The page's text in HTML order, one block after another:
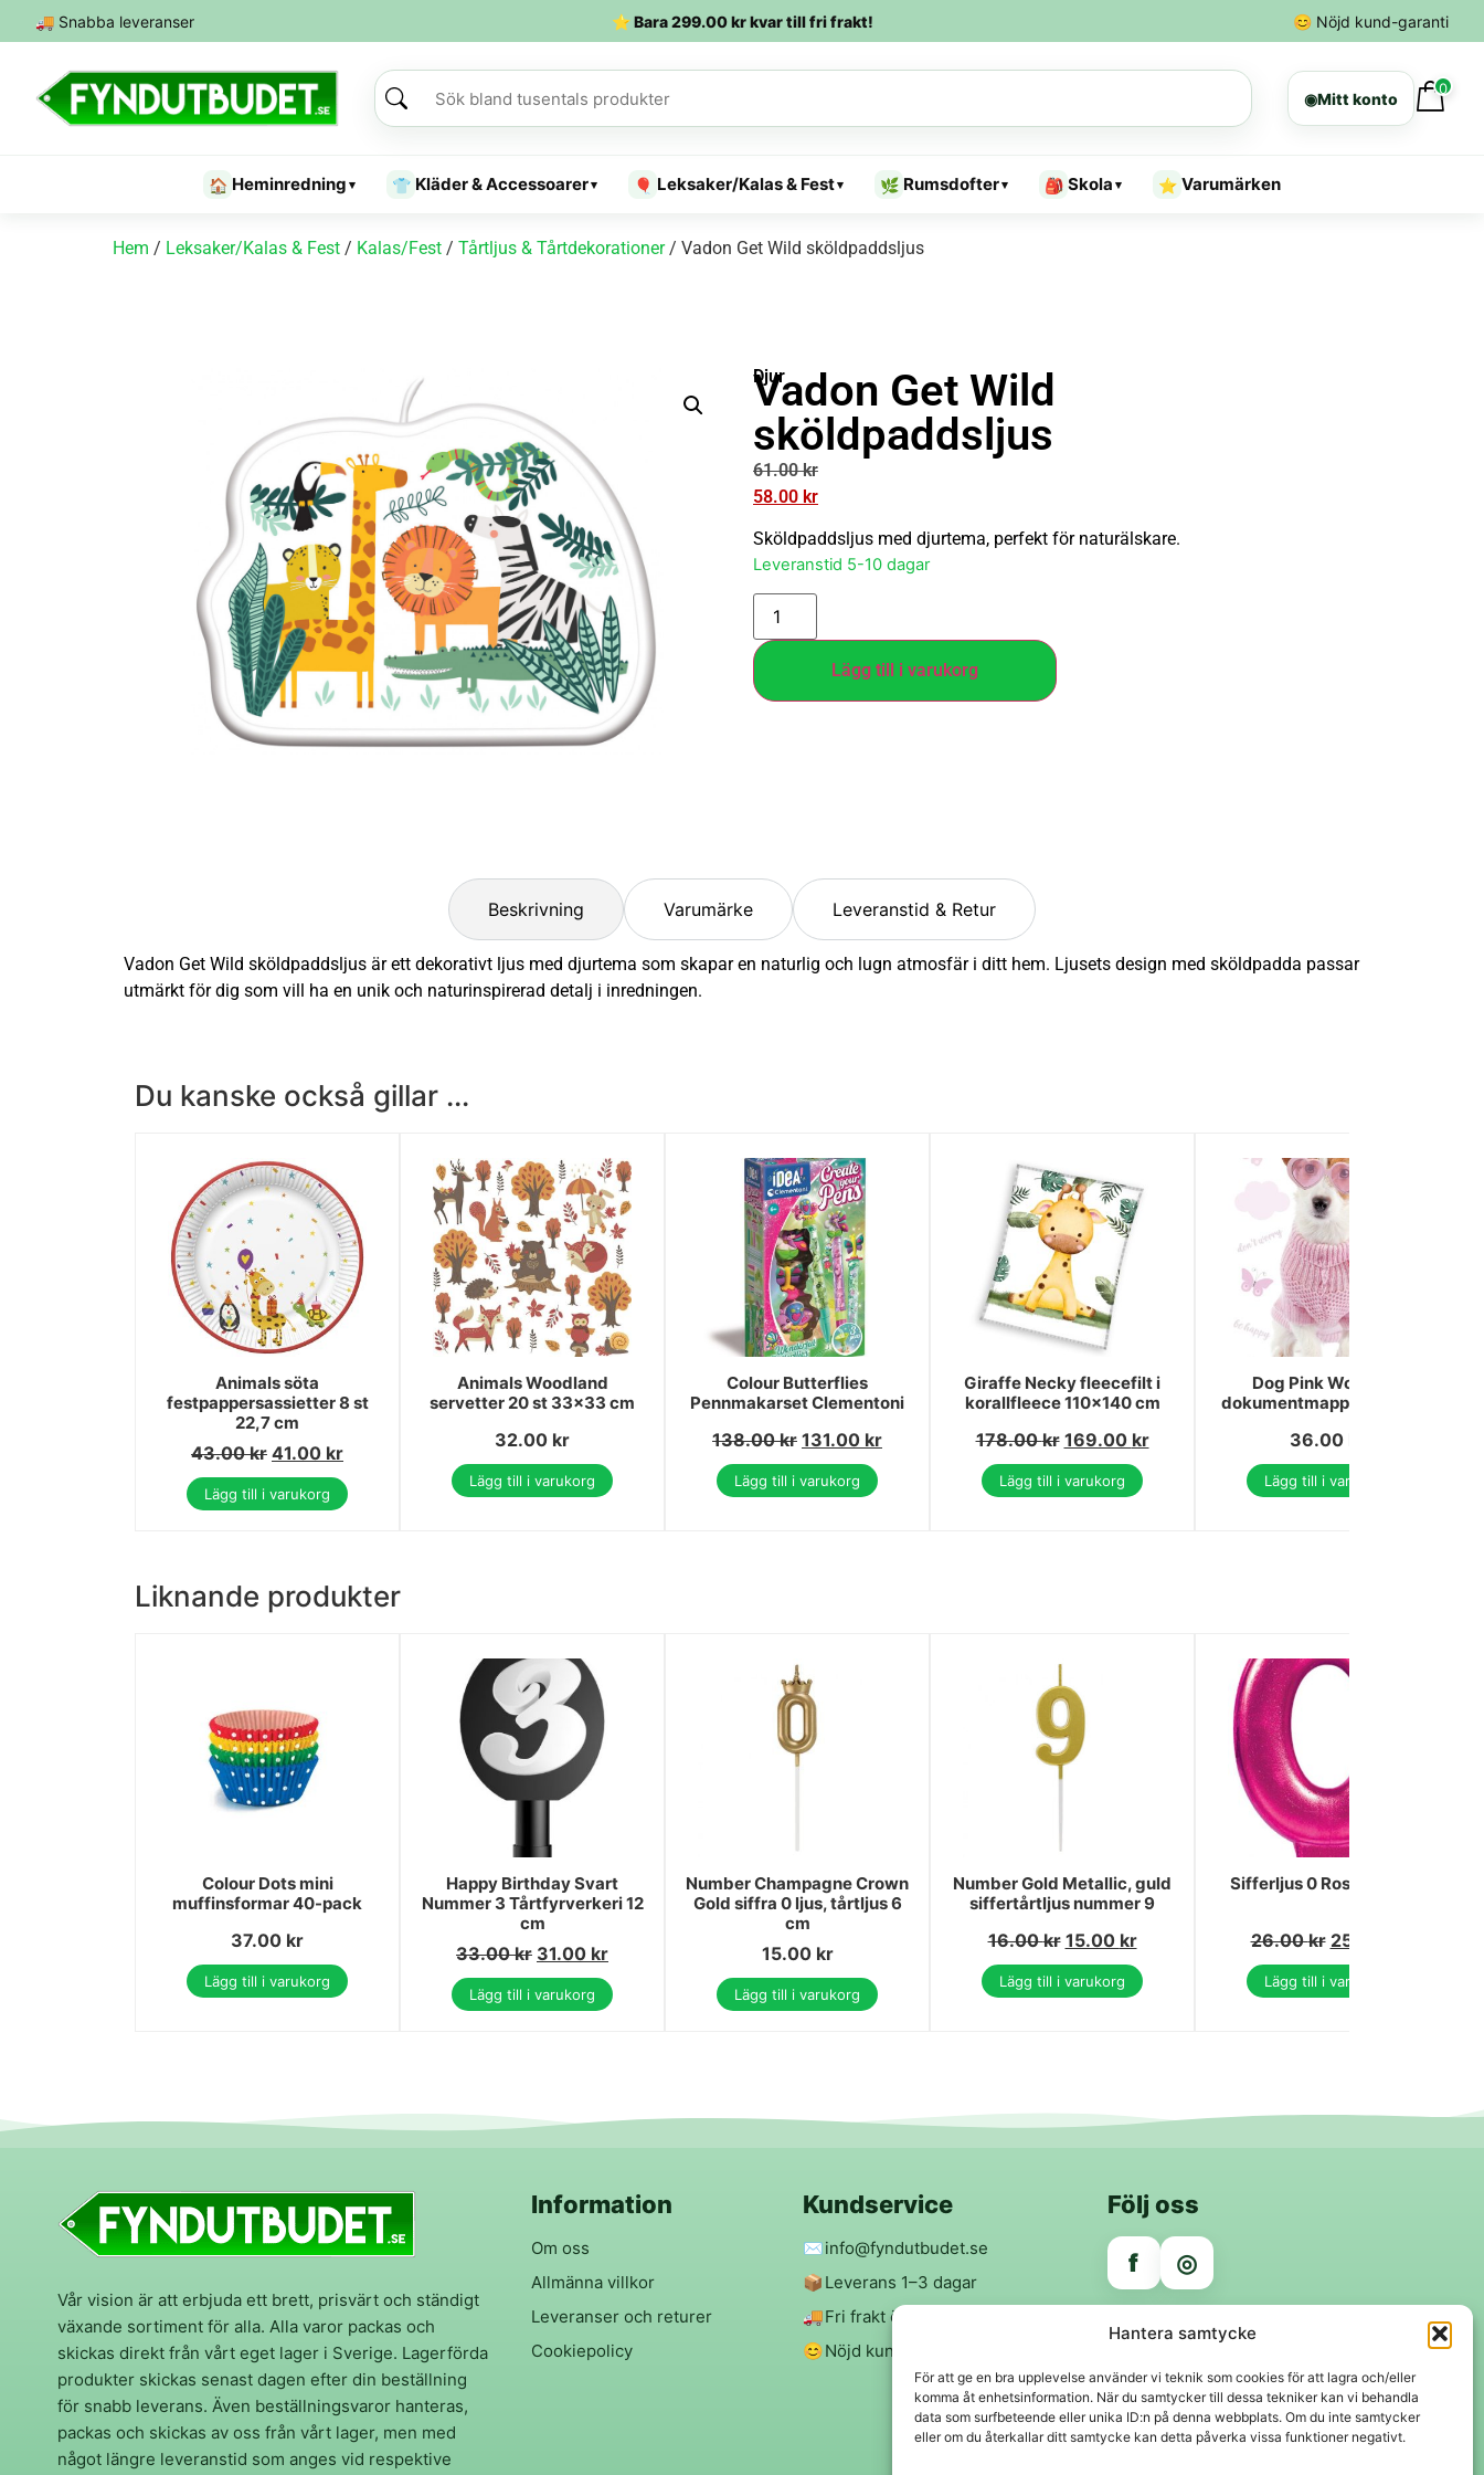
Hantera samtycke
För att ge en bra upplevelse använder vi teknik som cookies för att lagra och/eller
komma åt enhetsinformation. När du samtycker till dessa tekniker kan vi behandla
data som surfbeteende eller unika ID:n på denna webbplats. Om du inte samtycker
eller om du återkallar ditt samtycke kan detta påverka vissa funktioner negativt.
🚚 Snabba leveranser ⭐ Bara299.00krkvar till fri frakt! 😊 Nöjd kund-garanti
◉Mitt konto
0
🏠 Heminredning ▾ 👕 Kläder & Accessoarer▾ 🎈 Leksaker/Kalas & Fest▾ 🌿 Rumsdofter▾ 🎒 Skola ▾ ⭐ Varumärken
Hem / Leksaker/Kalas & Fest / Kalas/Fest / Tårtljus & Tårtdekorationer/ Vadon Get Wild sköldpaddsljus
Djur
Vadon Get Wild
sköldpaddsljus
61.00kr
58.00 kr
Sköldpaddsljus med djurtema, perfekt för naturälskare.
Leveranstid 5-10 dagar
Lägg till i varukorg
Beskrivning Varumärke Leveranstid & Retur
Vadon Get Wild sköldpaddsljus är ett dekorativt ljus med djurtema som skapar en naturlig och lugn atmosfär i ditt hem. Ljusets design med sköldpadda passar
utmärkt för dig som vill ha en unik och naturinspirerad detalj i inredningen.
Du kanske också gillar ...
Animals söta
festpappersassietter 8 st
22,7 cm
43.00kr 41.00 kr
Lägg till i varukorg
Animals Woodland
servetter 20 st 33x33 cm
32.00 kr
Lägg till i varukorg
Colour Butterflies
Pennmakarset Clementoni
138.00kr 131.00 kr
Lägg till i varukorg
Giraffe Necky fleecefilt i
korallfleece 110x140 cm
178.00kr 169.00 kr
Lägg till i varukorg
Dog Pink World A4
dokumentmapp med resår
36.00
Lägg till i varukorg
Liknande produkter
Colour Dots mini
muffinsformar 40-pack
37.00 kr
Lägg till i varukorg
Happy Birthday Svart
Nummer 3 Tårtfyrverkeri 12
cm
33.00kr 31.00 kr
Lägg till i varukorg
Number Champagne Crown
Gold siffra 0 ljus, tårtljus 6
cm
15.00 kr
Lägg till i varukorg
Number Gold Metallic, guld
siffertårtljus nummer 9
16.00kr 15.00 kr
Lägg till i varukorg
Sifferljus 0 Rosa Tårtljus
26.00kr 25.00
Lägg till i varukorg
Vår vision är att erbjuda ett brett, prisvärt och ständigt
växande sortiment för alla. Alla varor packas och
skickas direkt från vårt eget lager i Sverige. Lagerförda
produkter skickas senast dagen efter din beställning
för snabb leverans. Även beställningsvaror hanteras,
packas och skickas av oss från vårt lager, men med
något längre leveranstid som anges vid respektive
Information
Om oss
Allmänna villkor
Leveranser och returer
Cookiepolicy
Kundservice
✉️info@fyndutbudet.se
📦 Leverans 1–3 dagar
🚚Fri frakt över 299 kr
😊Nöjd kund-garanti
Följ oss
f ◎
Trygga betalningar
Klarna VISA Mastercard Swish